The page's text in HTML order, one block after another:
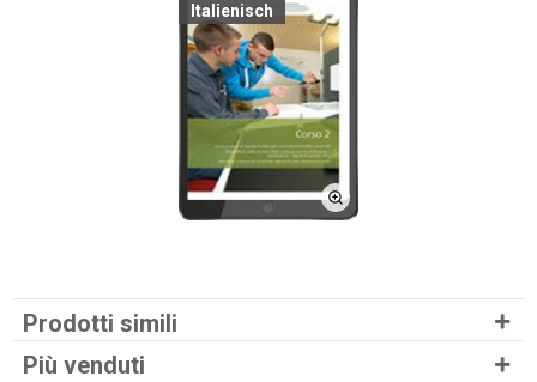
Italienisch
Prodotti simili
Più venduti